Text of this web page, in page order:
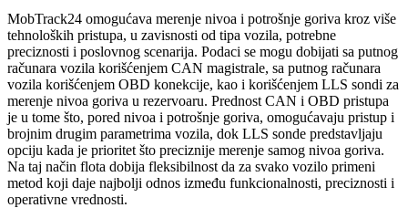
MobTrack24 omogućava merenje nivoa i potrošnje goriva kroz više
tehnoloških pristupa, u zavisnosti od tipa vozila, potrebne
preciznosti i poslovnog scenarija. Podaci se mogu dobijati sa putnog
računara vozila korišćenjem CAN magistrale, sa putnog računara
vozila korišćenjem OBD konekcije, kao i korišćenjem LLS sondi za
merenje nivoa goriva u rezervoaru. Prednost CAN i OBD pristupa
je u tome što, pored nivoa i potrošnje goriva, omogućavaju pristup i
brojnim drugim parametrima vozila, dok LLS sonde predstavljaju
opciju kada je prioritet što preciznije merenje samog nivoa goriva.
Na taj način flota dobija fleksibilnost da za svako vozilo primeni
metod koji daje najbolji odnos između funkcionalnosti, preciznosti i
operativne vrednosti.